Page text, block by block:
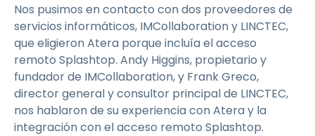
Nos pusimos en contacto con dos proveedores de
servicios informáticos, IMCollaboration y LINCTEC,
que eligieron Atera porque incluía el acceso
remoto Splashtop. Andy Higgins, propietario y
fundador de IMCollaboration, y Frank Greco,
director general y consultor principal de LINCTEC,
nos hablaron de su experiencia con Atera y la
integración con el acceso remoto Splashtop.